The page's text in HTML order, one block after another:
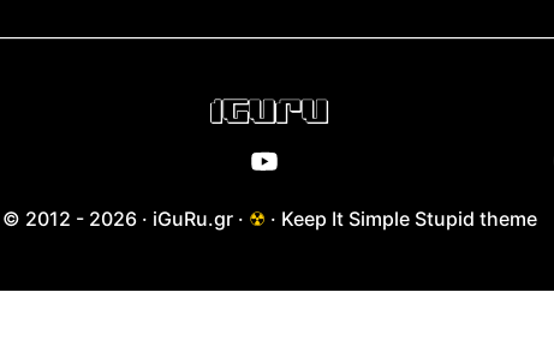
© 2012 - 2026 · iGuRu.gr · ☢ · Keep It Simple Stupid theme